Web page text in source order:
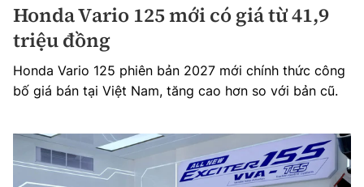
Honda Vario 125 mới có giá từ 41,9
triệu đồng
Honda Vario 125 phiên bản 2027 mới chính thức công
bố giá bán tại Việt Nam, tăng cao hơn so với bản cũ.